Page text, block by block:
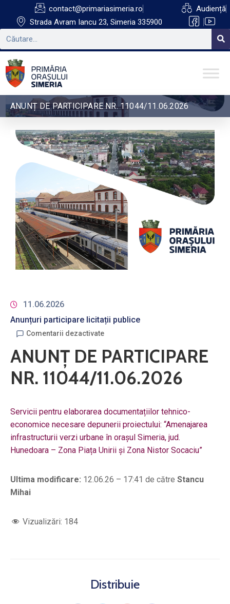
contact@primariasimeria.ro
Strada Avram Iancu 23, Simeria 335900
Audiență
ANUNȚ DE PARTICIPARE NR. 11044/11.06.2026
11.06.2026
Anunțuri participare licitații publice
Comentarii dezactivate
ANUNȚ DE PARTICIPARE
NR. 11044/11.06.2026
Servicii pentru elaborarea documentațiilor tehnico-
economice necesare depunerii proiectului: “Amenajarea
infrastructurii verzi urbane în orașul Simeria, jud.
Hunedoara – Zona Piața Unirii și Zona Nistor Socaciu”
Ultima modificare: 12.06.26 – 17:41 de către Stancu
Mihai
Vizualizări: 184
Distribuie